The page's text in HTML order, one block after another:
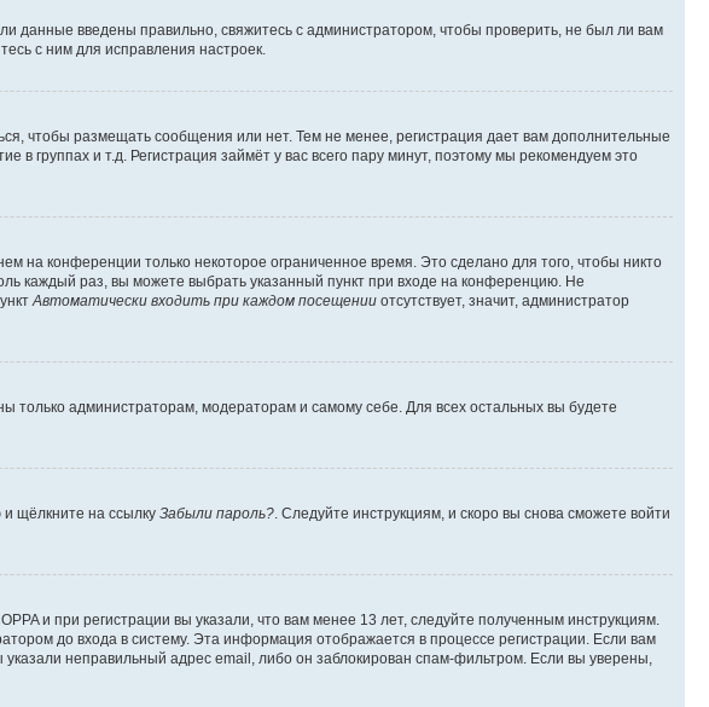
данные введены правильно, свяжитесь с администратором, чтобы проверить, не был ли вам
с ним для исправления настроек.
чтобы размещать сообщения или нет. Тем не менее, регистрация дает вам дополнительные
группах и т.д. Регистрация займёт у вас всего пару минут, поэтому мы рекомендуем это
на конференции только некоторое ограниченное время. Это сделано для того, чтобы никто
каждый раз, вы можете выбрать указанный пункт при входе на конференцию. Не
Автоматически входить при каждом посещении отсутствует, значит, администратор
только администраторам, модераторам и самому себе. Для всех остальных вы будете
щёлкните на ссылку Забыли пароль? . Следуйте инструкциям, и скоро вы снова сможете войти
и при регистрации вы указали, что вам менее 13 лет, следуйте полученным инструкциям.
до входа в систему. Эта информация отображается в процессе регистрации. Если вам
неправильный адрес email, либо он заблокирован спам-фильтром. Если вы уверены,